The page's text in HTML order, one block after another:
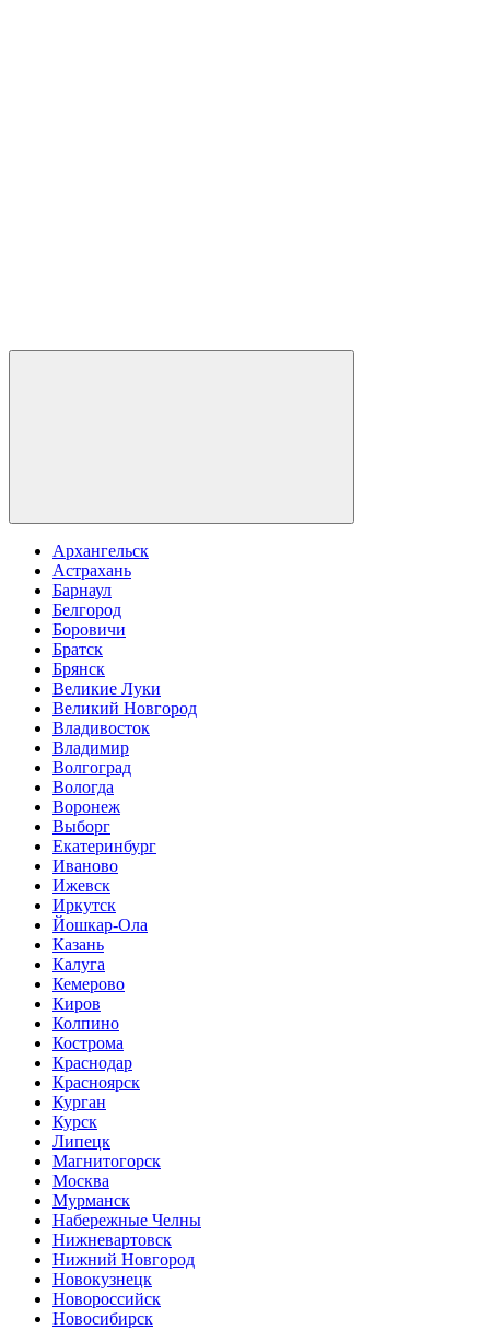
Архангельск
Астрахань
Барнаул
Белгород
Боровичи
Братск
Брянск
Великие Луки
Великий Новгород
Владивосток
Владимир
Волгоград
Вологда
Воронеж
Выборг
Екатеринбург
Иваново
Ижевск
Иркутск
Йошкар-Ола
Казань
Калуга
Кемерово
Киров
Колпино
Кострома
Краснодар
Красноярск
Курган
Курск
Липецк
Магнитогорск
Москва
Мурманск
Набережные Челны
Нижневартовск
Нижний Новгород
Новокузнецк
Новороссийск
Новосибирск